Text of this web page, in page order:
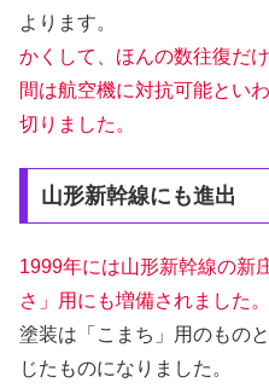
よります。
かくして、ほんの数往復だ
間は航空機に対抗可能とい
切りました。
山形新幹線にも進出
1999年には山形新幹線の新
さ」用にも増備されました。
塗装は「こまち」用のもの
じたものになりました。